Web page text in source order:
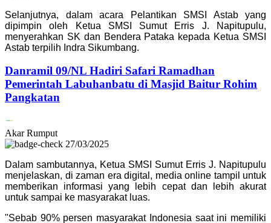
Selanjutnya, dalam acara Pelantikan SMSI Astab yang
dipimpin oleh Ketua SMSI Sumut Erris J. Napitupulu,
menyerahkan SK dan Bendera Pataka kepada Ketua SMSI
Astab terpilih Indra Sikumbang.
Danramil 09/NL Hadiri Safari Ramadhan
Pemerintah Labuhanbatu di Masjid Baitur Rohim
Pangkatan
Akar Rumput
27/03/2025
Dalam sambutannya, Ketua SMSI Sumut Erris J. Napitupulu
menjelaskan, di zaman era digital, media online tampil untuk
memberikan informasi yang lebih cepat dan lebih akurat
untuk sampai ke masyarakat luas.
"Sebab 90% persen masyarakat Indonesia saat ini memiliki